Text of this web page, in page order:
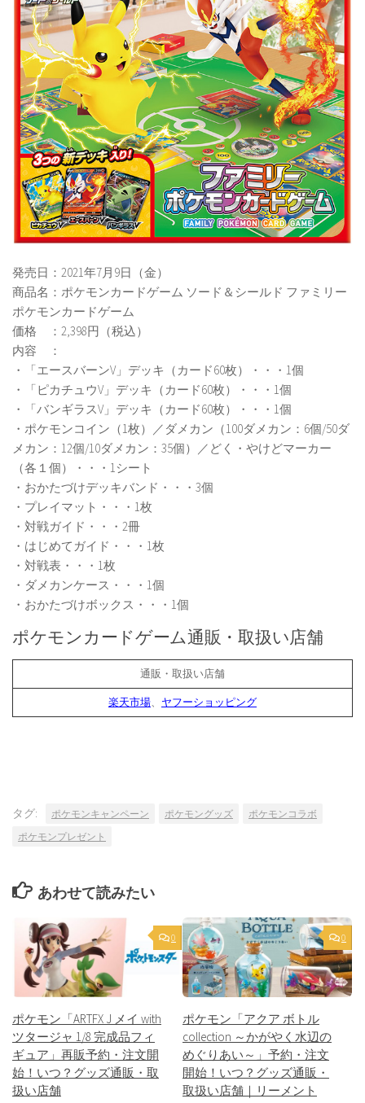
発売日：2021年7月9日（金）
商品名：ポケモンカードゲーム ソード＆シールド ファミリー
ポケモンカードゲーム
価格 ：2,398円（税込）
内容 ：
・「エースバーンV」デッキ（カード60枚）・・・1個
・「ピカチュウV」デッキ（カード60枚）・・・1個
・「バンギラスV」デッキ（カード60枚）・・・1個
・ポケモンコイン（1枚）／ダメカン（100ダメカン：6個/50ダ
メカン：12個/10ダメカン：35個）／どく・やけどマーカー
（各１個）・・・1シート
・おかたづけデッキバンド・・・3個
・プレイマット・・・1枚
・対戦ガイド・・・2冊
・はじめてガイド・・・1枚
・対戦表・・・1枚
・ダメカンケース・・・1個
・おかたづけボックス・・・1個
ポケモンカードゲーム通販・取扱い店舗
通販・取扱い店舗
楽天市場、 ヤフーショッピング
タグ: ポケモンキャンペーン ポケモングッズ
ポケモンコラボ
ポケモンプレゼント
あわせて読みたい
0
ポケモン「ARTFX J メイ with
ツタージャ 1/8 完成品フィ
ギュア」再販予約・注文開
始！いつ？グッズ通販・取
扱い店舗
0
ポケモン「アクア ボトル
collection ～かがやく水辺の
めぐりあい～」予約・注文
開始！いつ？グッズ通販・
取扱い店舗｜リーメント